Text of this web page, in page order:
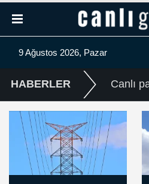
9 Ağustos 2026, Pazar
HABERLER Canlı